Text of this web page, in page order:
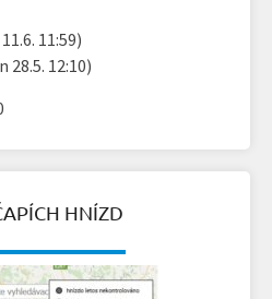
11:59)
28.5. 12:10)
HNÍZD